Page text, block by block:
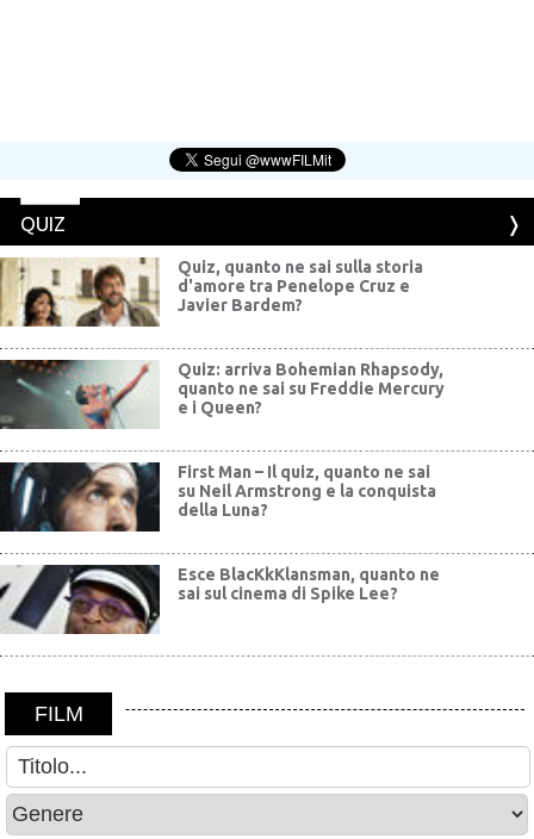
QUIZ
Quiz, quanto ne sai sulla storia
d'amore tra Penelope Cruz e
Javier Bardem?
Quiz: arriva Bohemian Rhapsody,
quanto ne sai su Freddie Mercury
e i Queen?
First Man – Il quiz, quanto ne sai
su Neil Armstrong e la conquista
della Luna?
Esce BlacKkKlansman, quanto ne
sai sul cinema di Spike Lee?